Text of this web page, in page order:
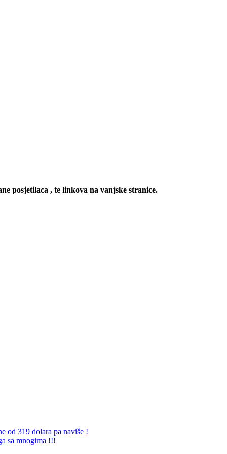
posjetilaca , te linkova na vanjske stranice.
od 319 dolara pa naviše !
sa mnogima !!!